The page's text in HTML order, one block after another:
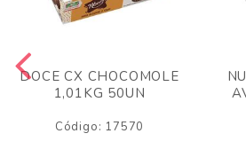
DOCE CX CHOCOMOLE
1,01KG 50UN
Código: 17570